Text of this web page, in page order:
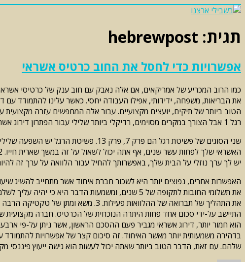
Skip
content
תגית: hebrewpost
אפשרויות כדי לחסל את החוב כרטיס אשראי
כמו הרוב המכריע של אמריקאים, אם אלה נאבק עם חוב ענק של כרטיסי
את הבריאות, משפחה, ידידותי, אפילו העבודה יחסי. כאשר עלינו להתמודד
הטוב ביותר של תיקים, יועצים מקצועיים. עבור אלה המחפשים עזרה
רגל 1 אבל הצורך במקרים מסוימים, רדיקלי ביותר שלילי עבור הפתרון דירוג אשראי הכריז ב פשיטת רגל. זהו תהליך משפטי במהלכו שופט או למחוק חובות או לארגן תוכנית תשלומים עבורם.
שני הסוגים של פשיטת רגל הם פרק 7,
יש לך ערך נוזלי על הבית שלך, באפשרותך להחיל עבור הלוואה על ערך זה
האפשרות אחרים, נפוצים יותר היא לשכור חברת איחוד אשר מתחייב להשיג
את התהליך של תברואה של ההלוואות
בדהירה משמעותית יותר מאשר האיחוד. זה סיכום קצר של אפשרויות להתמודד
שלהם. עם זאת, הדבר הטוב ביותר שאתה יכול לעשות הוא גישה ייעוץ פיננסי